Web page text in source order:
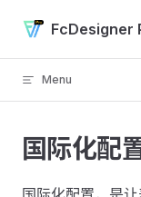
Skip to content
FcDesigner
Menu
国际化配